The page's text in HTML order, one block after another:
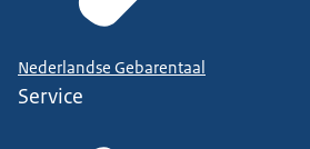
Nederlandse Gebarentaal
Service